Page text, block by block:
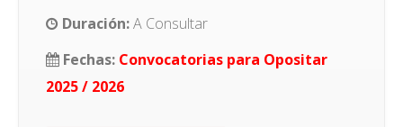
Duración:A Consultar
Fechas: Convocatorias para Opositar
2025 / 2026